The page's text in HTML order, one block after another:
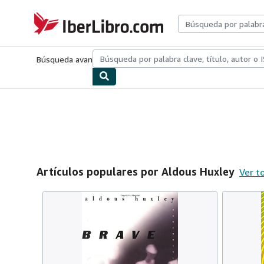
IberLibro.com
Búsqueda avanzadaColecciones Libros antiguosArte y
Artículos populares por Aldous Huxley Ver